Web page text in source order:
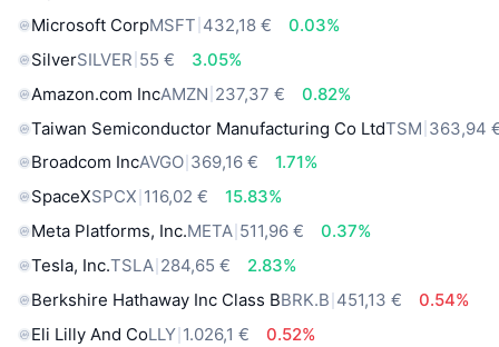
Microsoft CorpMSFT 432,18 €
0.03%
SilverSILVER 55 €
3.05%
Amazon.com IncAMZN 237,37 €
0.82%
Taiwan Semiconductor Manufacturing Co LtdTSM 363,94
Broadcom IncAVGO 369,16 €
1.71%
SpaceXSPCX 116,02 €
15.83%
Meta Platforms, Inc.META 511,96 €
0.37%
Tesla, Inc.TSLA 284,65 €
2.83%
Berkshire Hathaway Inc Class BBRK.B 451,13 €
0.54%
Eli Lilly And CoLLY 1.026,1 €
0.52%